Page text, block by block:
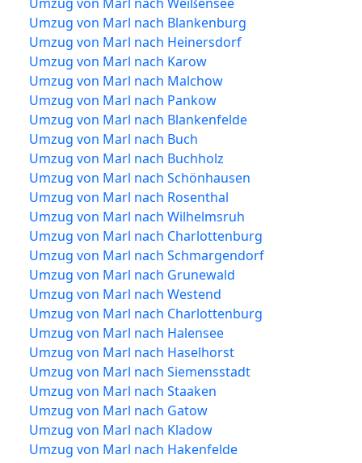
Umzug von Marl nach Blankenburg
Umzug von Marl nach Heinersdorf
Umzug von Marl nach Karow
Umzug von Marl nach Malchow
Umzug von Marl nach Pankow
Umzug von Marl nach Blankenfelde
Umzug von Marl nach Buch
Umzug von Marl nach Buchholz
Umzug von Marl nach Schönhausen
Umzug von Marl nach Rosenthal
Umzug von Marl nach Wilhelmsruh
Umzug von Marl nach Charlottenburg
Umzug von Marl nach Schmargendorf
Umzug von Marl nach Grunewald
Umzug von Marl nach Westend
Umzug von Marl nach Charlottenburg
Umzug von Marl nach Halensee
Umzug von Marl nach Haselhorst
Umzug von Marl nach Siemensstadt
Umzug von Marl nach Staaken
Umzug von Marl nach Gatow
Umzug von Marl nach Kladow
Umzug von Marl nach Hakenfelde